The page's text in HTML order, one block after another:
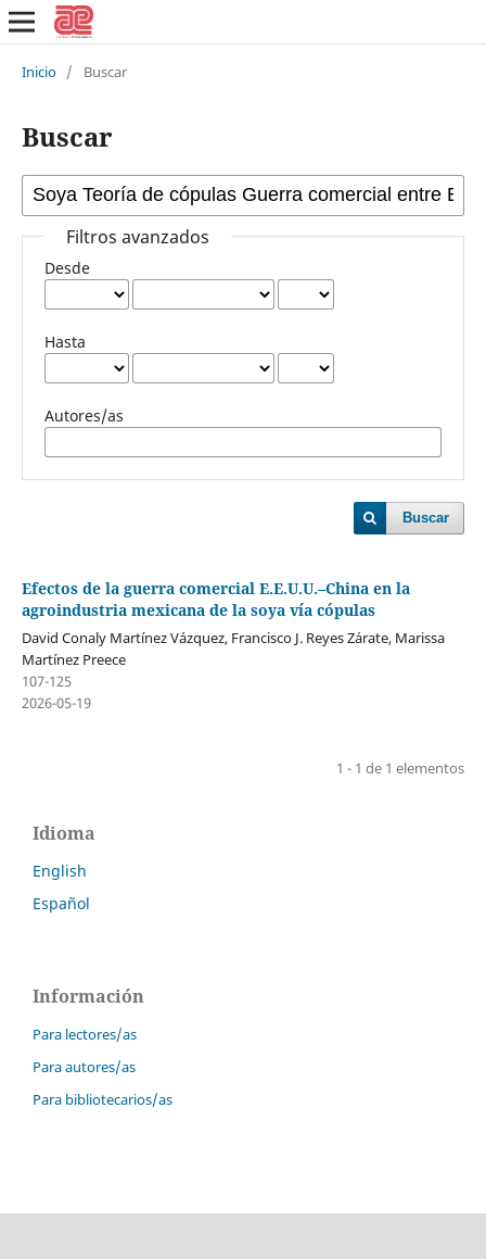
Inicio / Buscar
Buscar
Filtros avanzados
Desde
Hasta
Autores/as
Buscar
Efectos de la guerra comercial E.E.U.U.–China en la
agroindustria mexicana de la soya vía cópulas
David Conaly Martínez Vázquez, Francisco J. Reyes Zárate, Marissa
Martínez Preece
107-125
2026-05-19
1 - 1 de 1 elementos
Idioma
English
Español
Información
Para lectores/as
Para autores/as
Para bibliotecarios/as